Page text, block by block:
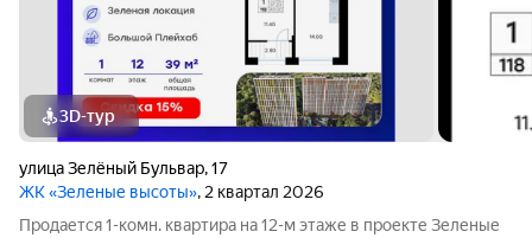
3D-тур
улица Зелёный Бульвар,17
ЖК «Зеленые высоты», 2 квартал 2026
Продается 1-комн. квартира на 12-м этаже в проекте Зеленые